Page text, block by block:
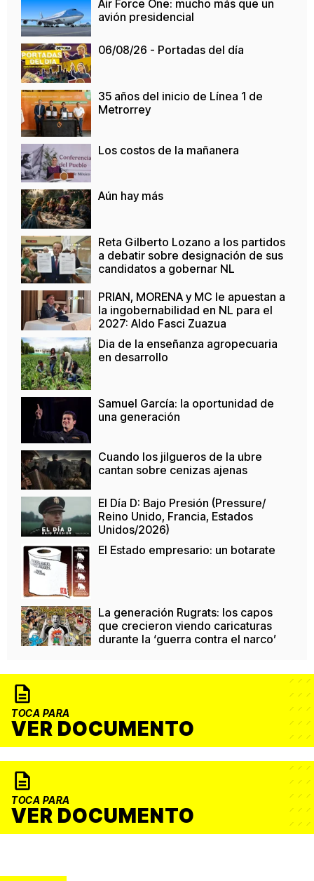
Air Force One: mucho más que un
avión presidencial
06/08/26 - Portadas del día
35 años del inicio de Línea 1 de
Metrorrey
Los costos de la mañanera
Aún hay más
Reta Gilberto Lozano a los partidos
a debatir sobre designación de sus
candidatos a gobernar NL
PRIAN, MORENA y MC le apuestan a
la ingobernabilidad en NL para el
2027: Aldo Fasci Zuazua
Dia de la enseñanza agropecuaria
en desarrollo
Samuel García: la oportunidad de
una generación
Cuando los jilgueros de la ubre
cantan sobre cenizas ajenas
El Día D: Bajo Presión (Pressure/
Reino Unido, Francia, Estados
Unidos/2026)
El Estado empresario: un botarate
La generación Rugrats: los capos
que crecieron viendo caricaturas
durante la ‘guerra contra el narco’
TOCA PARA
VER DOCUMENTO
TOCA PARA
VER DOCUMENTO